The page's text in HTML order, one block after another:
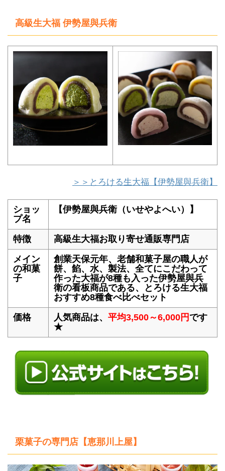
高級生大福 伊勢屋與兵衛
＞＞とろける生大福【伊勢屋與兵衛】
ショッ
プ名
【伊勢屋與兵衛（いせやよへい）】
特徴
高級生大福お取り寄せ通販専門店
メイン
の和菓
子
創業天保元年、老舗和菓子屋の職人が
餅、餡、水、製法、全てにこだわって
作った大福が8種も入った伊勢屋與兵
衛の看板商品である、とろける生大福
おすすめ8種食べ比べセット
価格
人気商品は、 平均3,500～6,000円 です
★
栗菓子の専門店【恵那川上屋】